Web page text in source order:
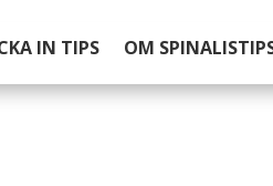
IN TIPS OM